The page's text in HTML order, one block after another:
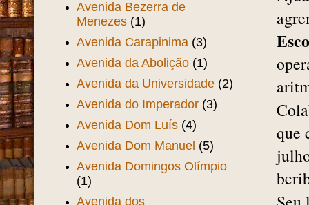
que
Avenida Bezerra de
Menezes (1)
Avenida Carapinima (3)
Avenida da Abolição (1)
Avenida da Universidade (2)
Avenida do Imperador (3)
Avenida Dom Luís (4)
Avenida Dom Manuel (5)
Avenida Domingos Olímpio
(1)
Avenida dos